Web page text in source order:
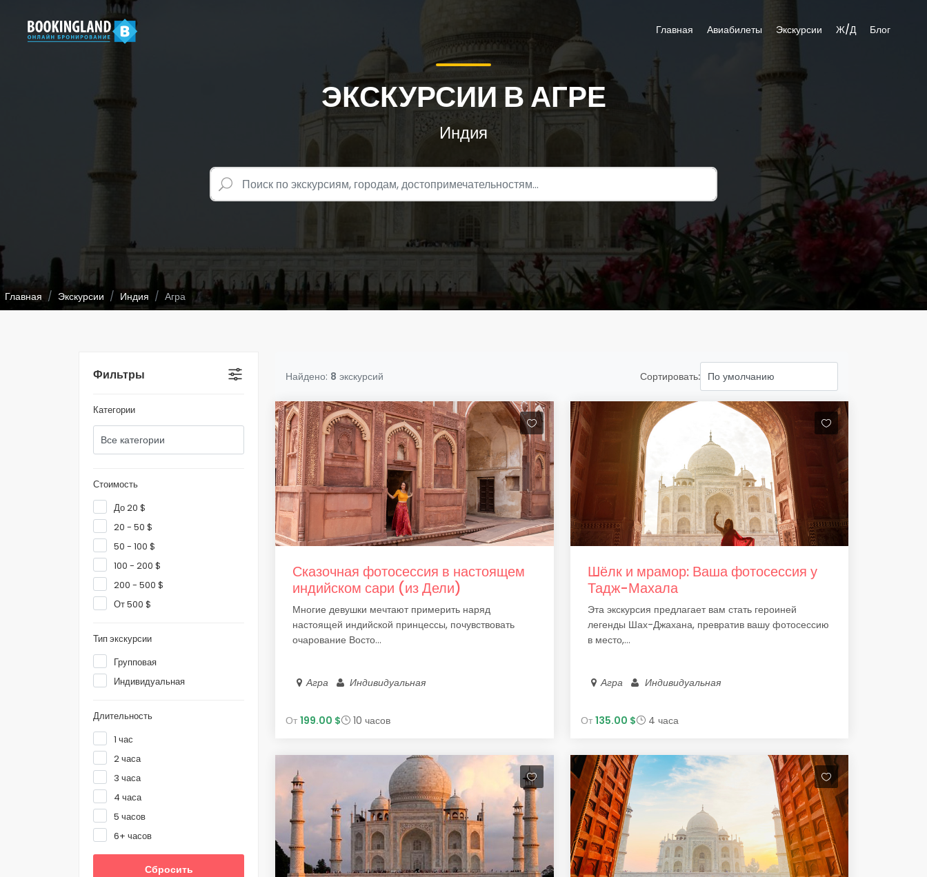
Главная Авиабилеты Экскурсии Ж/Д Блог
ЭКСКУРСИИ В АГРЕ
Индия
Главная Экскурсии Индия Агра
Фильтры
Категории
Стоимость
До 20 $
20 - 50 $
50 - 100 $
100 - 200 $
200 - 500 $
От 500 $
Тип экскурсии
Групповая
Индивидуальная
Длительность
1 час
2 часа
3 часа
4 часа
5 часов
6+ часов
Сбросить
Найдено: 8 экскурсий Сортировать:
Сказочная фотосессия в настоящем
индийском сари (из Дели)
Многие девушки мечтают примерить наряд
настоящей индийской принцессы, почувствовать
очарование Восто...
Агра Индивидуальная
От 199.00 $ 10 часов
Шёлк и мрамор: Ваша фотосессия у
Тадж-Махала
Эта экскурсия предлагает вам стать героиней
легенды Шах-Джахана, превратив вашу фотосессию
в место,...
Агра Индивидуальная
От 135.00 $ 4 часа